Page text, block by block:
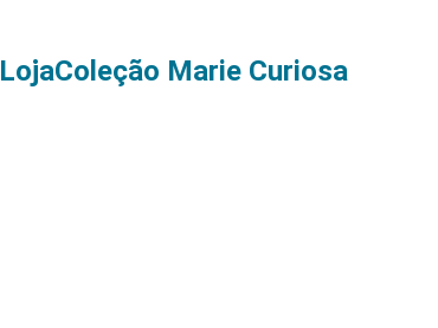
LojaColeção Marie Curiosa